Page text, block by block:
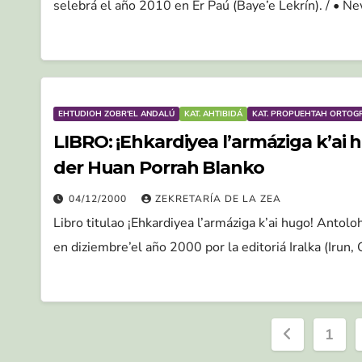
selebrá el año 2010 en Er Paú (Baye’e Lekrín). / •
EHTUDIOH ZOBR'EL ANDALÚ KAT. AHTIBIDÁ KAT. PROPUEHTAH
LIBRO: ¡Ehkardiyea l’armáziga
der Huan Porrah Blanko
04/12/2000 ZEKRETARÍA DE LA ZEA
Libro titulao ¡Ehkardiyea l’armáziga k’ai hugo!
en diziembre’el año 2000 por la editoriá Iralka (Irun,
1